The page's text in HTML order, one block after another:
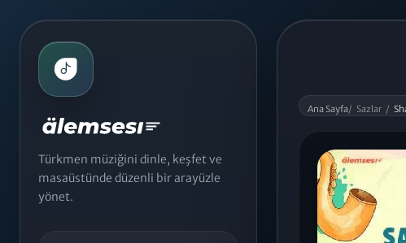
Türkmen müziğini dinle, keşfet ve
masaüstünde düzenli bir arayüzle
yönet.
Ana Sayfa/ Sazlar /